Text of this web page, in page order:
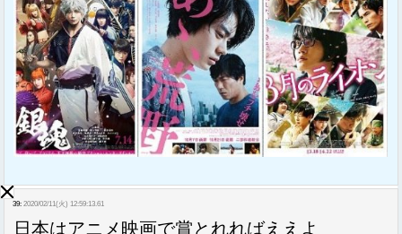
39: 2020/02/11(火) 12:59:13.61
日本はアニメ映画で賞とれればええよ